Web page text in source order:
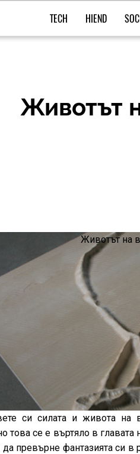
TECH HIEND
Животът
си силата и живота на
това се е въртяло в
да превърне фантазията си в